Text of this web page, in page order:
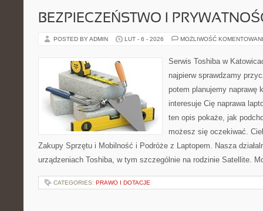
BEZPIECZEŃSTWO I
POSTED BY ADMIN LUT - 6 - 2026 MOŻLIWOŚĆ
Serwis Toshiba w
najpierw sprawdzamy
potem planujemy naprawę
interesuje Cię naprawa
ten opis pokaże, jak
możesz się oczekiwać.
Zakupy Sprzętu i Mobilność i Podróże z Laptopem. Nasza
urządzeniach Toshiba, w tym szczególnie na rodzinie Satellite.
CATEGORIES: PRAWO I DOTACJE